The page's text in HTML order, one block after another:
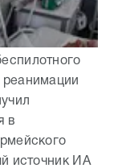
реанимации
в
источник ИА